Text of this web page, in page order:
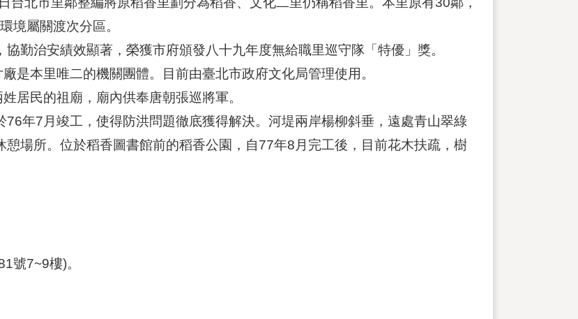
境屬關渡次分區。
勤治安績效顯著，榮獲市府頒發八十九年度無給職里巡守隊「特優」獎。
是本里唯二的機關團體。目前由臺北市政府文化局管理使用。
居民的祖廟，廟內供奉唐朝張巡將軍。
年7月竣工，使得防洪問題徹底獲得解決。河堤兩岸楊柳斜垂，遠處青山翠綠
場所。位於稻香圖書館前的稻香公園，自77年8月完工後，目前花木扶疏，樹
號7~9樓)。